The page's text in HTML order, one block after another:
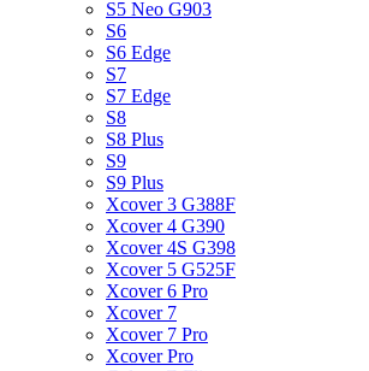
S5 Neo G903
S6
S6 Edge
S7
S7 Edge
S8
S8 Plus
S9
S9 Plus
Xcover 3 G388F
Xcover 4 G390
Xcover 4S G398
Xcover 5 G525F
Xcover 6 Pro
Xcover 7
Xcover 7 Pro
Xcover Pro